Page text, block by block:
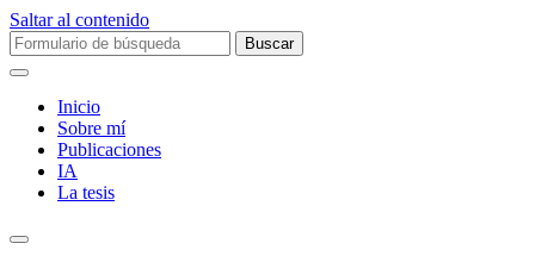
Saltar al contenido
Buscar:
Inicio
Sobre mí­
Publicaciones
IA
La tesis
Alternar